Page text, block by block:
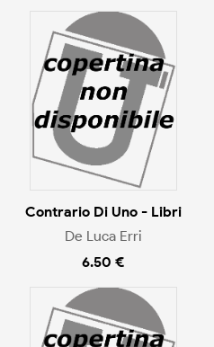
Contrario Di Uno - Libri
De Luca Erri
6.50 €